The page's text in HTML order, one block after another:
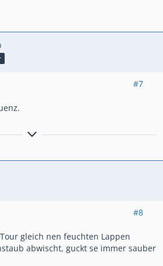
#7
BMW R75/5, MZ TS250/1, MZ
#8
gleich nen feuchten Lappen
abwischt, guckt se immer sauber